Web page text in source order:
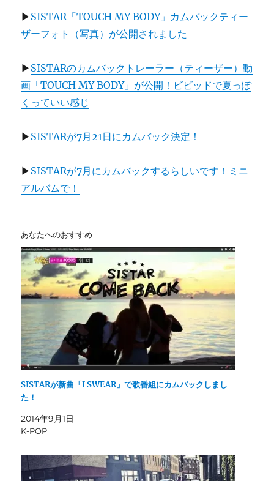
▶ SISTAR「TOUCH MY BODY」カムバックティー
ザーフォト（写真）が公開されました
▶ SISTARのカムバックトレーラー（ティーザー）動
画「TOUCH MY BODY」が公開！ビビッドで夏っぽ
くっていい感じ
▶ SISTARが7月21日にカムバック決定！
▶ SISTARが7月にカムバックするらしいです！ミニ
アルバムで！
あなたへのおすすめ
SISTARが新曲「I SWEAR」で歌番組にカムバックしまし
た！
2014年9月1日
K-POP